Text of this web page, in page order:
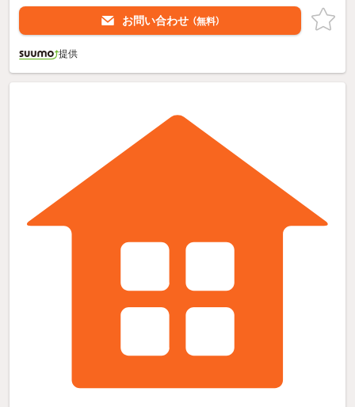
お問い合わせ （無料）
提供